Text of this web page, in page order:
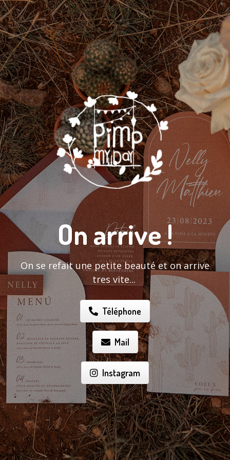
On arrive !
On se refait une petite beauté et on arrive
tres vite...
Téléphone
Mail
Instagram